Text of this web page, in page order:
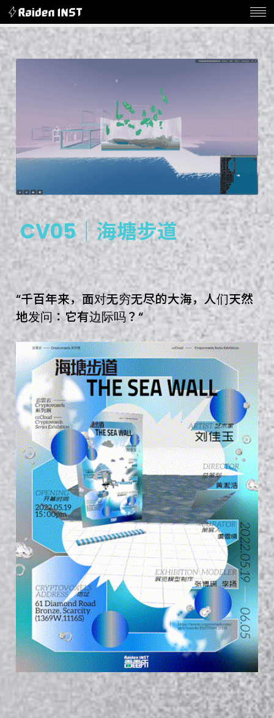
CV05｜海塘步道
“千百年来，面对无穷无尽的大海，人们天然
地发问 ：它有边际吗？“